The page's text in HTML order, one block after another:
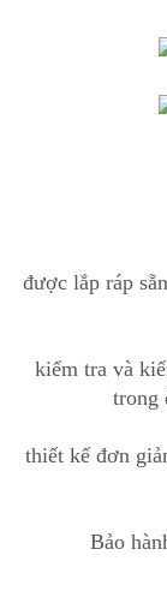
được lắp ráp
kiểm tra và
trong
thiết kế đơn
Bảo